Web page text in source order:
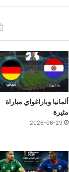
ألمانيا وباراغواي مباراة
مثيرة
2026-06-29